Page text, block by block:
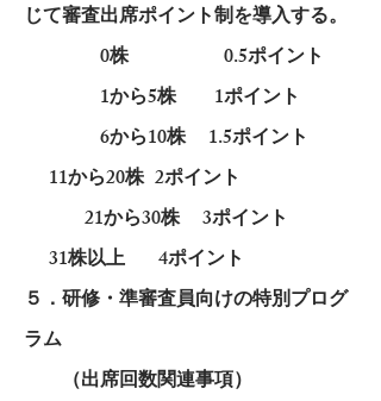
じて審査出席ポイント制を導入する。
0株 0.5ポイント
1から5株 1ポイント
6から10株 1.5ポイント
11から20株 2ポイント
21から30株 3ポイント
31株以上 4ポイント
５．研修・準審査員向けの特別プログ
ラム
（出席回数関連事項）